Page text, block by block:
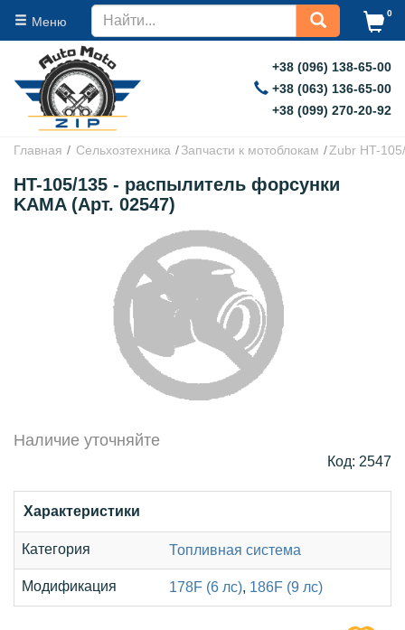
Меню
0
+38 (096) 138-65-00
+38 (063) 136-65-00
+38 (099) 270-20-92
Главная Сельхозтехника Запчасти к мотоблокам Zubr HT-
HT-105/135 - распылитель форсунки
KAMA (Арт. 02547)
Наличие уточняйте
Код: 2547
Характеристики
Категория Топливная система
Модификация 178F (6 лс), 186F (9 лс)